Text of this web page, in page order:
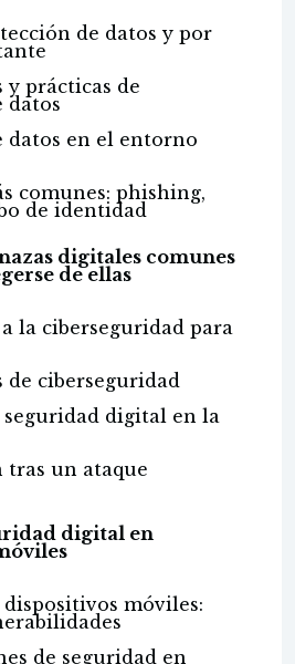
de datos y por
prácticas de
datos
datos en el entorno
comunes: phishing,
de identidad
digitales comunes
de ellas
la ciberseguridad para
de ciberseguridad
seguridad digital en la
tras un ataque
digital en
dispositivos móviles:
de seguridad en